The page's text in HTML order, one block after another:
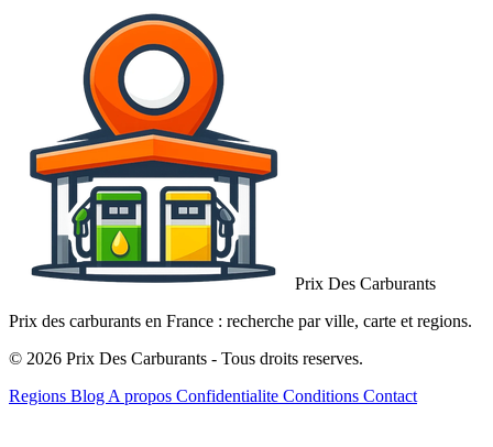
Prix Des Carburants
Prix des carburants en France : recherche par ville, carte et regions.
© 2026 Prix Des Carburants - Tous droits reserves.
Regions Blog A propos Confidentialite Conditions Contact